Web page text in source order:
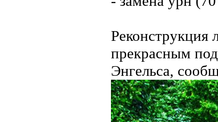
Реконструкция
прекрасным
Энгельса,